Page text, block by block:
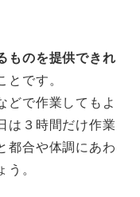
ものを提供できれ
とです。
どで作業してもよ
は３時間だけ作業
都合や体調にあわ
。